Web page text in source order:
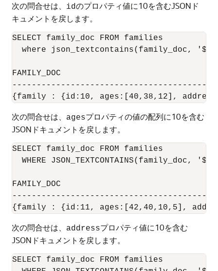
次の問合せは、 idのプロパティ値に10を含むJSONド
キュメントを戻します。
SELECT family_doc FROM families
where json_textcontains(family_doc,
FAMILY_DOC
次の問合せは、 agesプロパティの値の配列に10を含む
JSONドキュメントを戻します。
SELECT family_doc FROM families
WHERE JSON_TEXTCONTAINS(family_doc,
FAMILY_DOC
次の問合せは、 addressプロパティ値に10を含む
JSONドキュメントを戻します。
SELECT family_doc FROM families